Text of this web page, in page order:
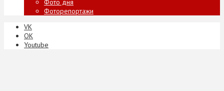
Фото дня
Фоторепортажи
VK
ОК
Youtube